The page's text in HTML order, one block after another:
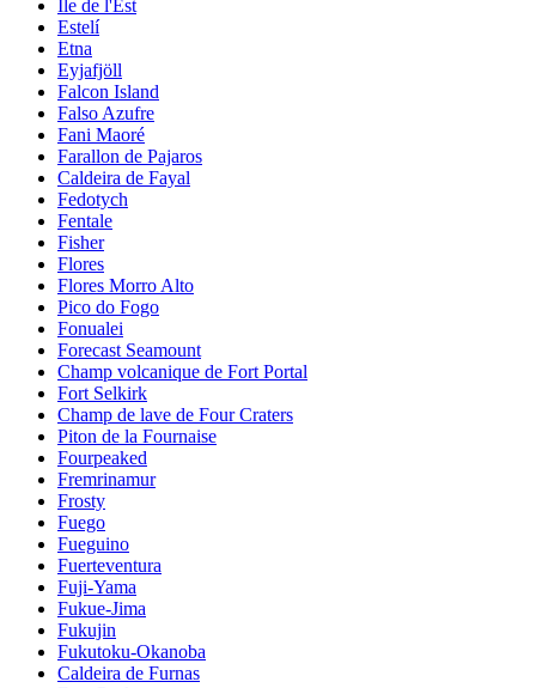
Île de l'Est
Estelí
Etna
Eyjafjöll
Falcon Island
Falso Azufre
Fani Maoré
Farallon de Pajaros
Caldeira de Fayal
Fedotych
Fentale
Fisher
Flores
Flores Morro Alto
Pico do Fogo
Fonualei
Forecast Seamount
Champ volcanique de Fort Portal
Fort Selkirk
Champ de lave de Four Craters
Piton de la Fournaise
Fourpeaked
Fremrinamur
Frosty
Fuego
Fueguino
Fuerteventura
Fuji-Yama
Fukue-Jima
Fukujin
Fukutoku-Okanoba
Caldeira de Furnas